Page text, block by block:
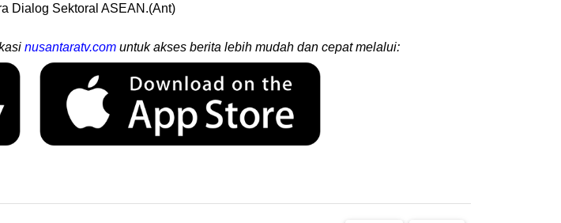
Dialog Sektoral ASEAN.(Ant)
nusantaratv.com untuk akses berita lebih mudah dan cepat melalui: